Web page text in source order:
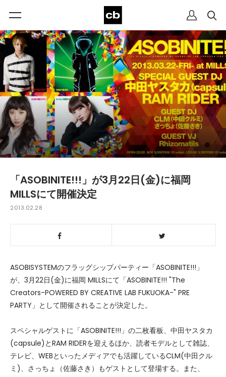
「ASOBINITE!!!」が3月22日(金)に福岡
MILLSにて開催決定
2013.02.28
ASOBISYSTEMのフラッグシップパーティー「ASOBINITE!!!」
が、3月22日(金)に福岡 MILLSにて「ASOBINITE!!! "The
Creators-POWERED BY CREATIVE LAB FUKUOKA-" PRE
PARTY」として開催されることが決定した。
スペシャルゲストに「ASOBINITE!!!」の二枚看板、中田ヤスタカ
(capsule)とRAM RIDERを迎えるほか、読者モデルとして雑誌、
テレビ、WEBといったメディアでも活躍しているCLM(中田クル
ミ)、さっちょ（佐藤さき）もゲストとして登場する。また、